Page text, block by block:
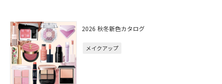
2026 秋冬新色カタログ
メイクアップ